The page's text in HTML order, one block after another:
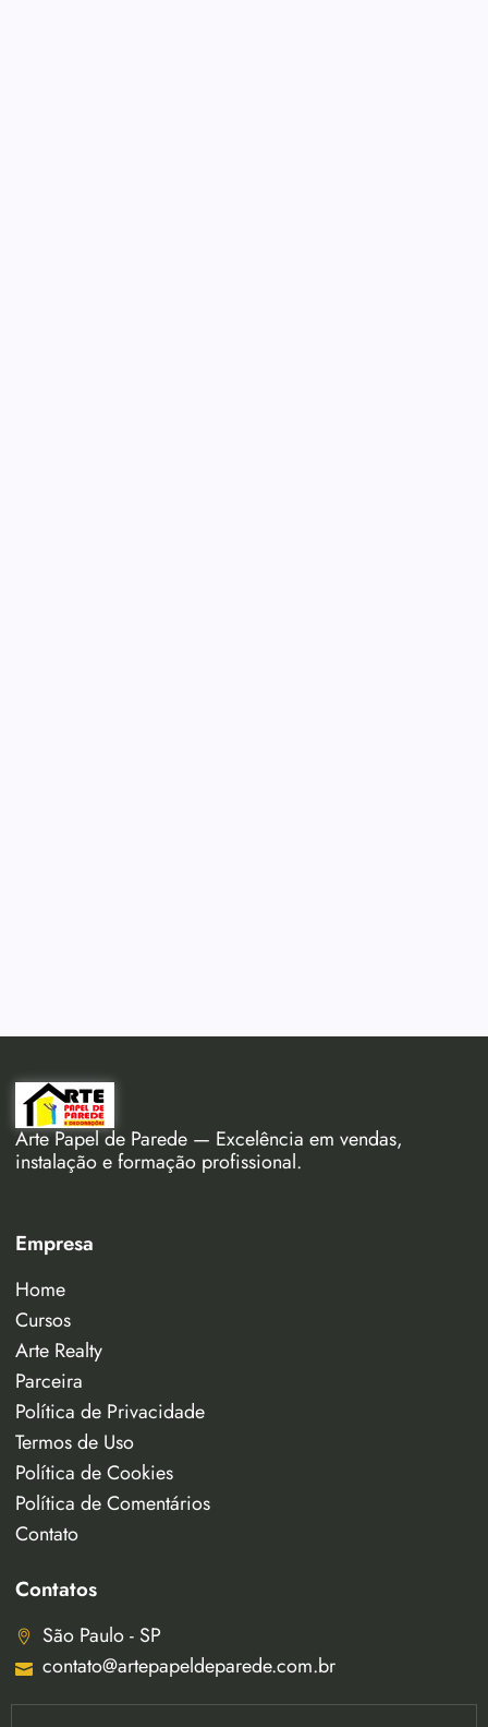
Arte Papel de Parede — Excelência em vendas,
instalação e formação profissional.
Empresa
Home
Cursos
Arte Realty
Parceira
Política de Privacidade
Termos de Uso
Política de Cookies
Política de Comentários
Contato
Contatos
São Paulo - SP
contato@artepapeldeparede.com.br